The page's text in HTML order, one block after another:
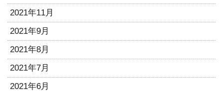
2021年11月
2021年9月
2021年8月
2021年7月
2021年6月